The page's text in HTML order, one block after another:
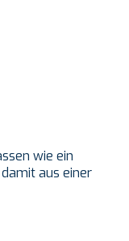
wie ein
aus einer